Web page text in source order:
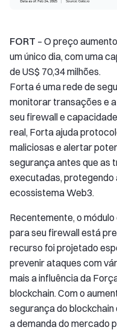
FORT – O preço
um único dia, com uma
de US$ 70,34 milhões.
Forta é uma rede de
monitorar transações e
seu firewall e
real, Forta ajuda
maliciosas e alertar
segurança antes que as
executadas, protegendo
ecossistema Web3.
Recentemente, o
para seu firewall está
recurso foi projetado
prevenir ataques com
mais a influência da
blockchain. Com o
segurança do
a demanda do mercado